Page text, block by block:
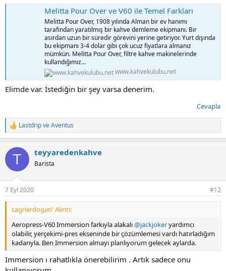
Melitta Pour Over ve V60 ile Temel Farkları
Melitta Pour Over, 1908 yılında Alman bir ev hanımı
tarafından yaratılmış bir kahve demleme ekipmanı. Bir
asırdan uzun bir süredir görevini yerine getiriyor. Yurt dışında
bu ekipmanı 3-4 dolar gibi çok ucuz fiyatlara almanız
mümkün. Melitta Pour Over, filtre kahve makinelerinde
kullandığımız...
www.kahvekulubu.net
Elimde var. İstediğin bir şey varsa denerim.
Cevapla
T
e
k
l
LastdripveAventus
T teyyaredenkahve
Barista
7 Eyl 2020 #12
cagrierdogan' Alıntı:
Aeropress-V60 Immersion farkıyla alakalı@jackjokeryardımcı
olabilir, yerçekimi-pres ekseninde bir çözümlemesi vardı hatırladığım
kadarıyla. Ben Immersion almayı planlıyorum gelecek aylarda.
Immersion ı rahatlıkla önerebilirim . Artık sadece onu